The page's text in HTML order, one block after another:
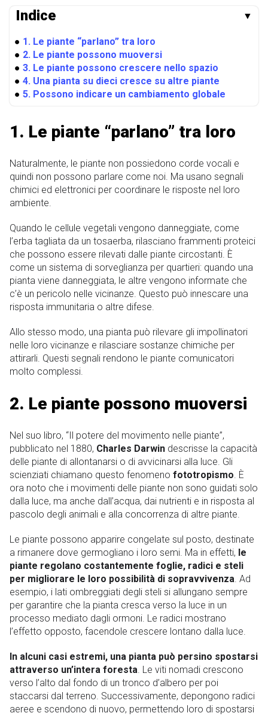
Indice ▼
● 1. Le piante “parlano” tra loro
● 2. Le piante possono muoversi
● 3. Le piante possono crescere nello spazio
● 4. Una pianta su dieci cresce su altre piante
● 5. Possono indicare un cambiamento globale
1. Le piante “parlano” tra loro
Naturalmente, le piante non possiedono corde vocali e
quindi non possono parlare come noi. Ma usano segnali
chimici ed elettronici per coordinare le risposte nel loro
ambiente.
Quando le cellule vegetali vengono danneggiate, come
l’erba tagliata da un tosaerba, rilasciano frammenti proteici
che possono essere rilevati dalle piante circostanti. È
come un sistema di sorveglianza per quartieri: quando una
pianta viene danneggiata, le altre vengono informate che
c’è un pericolo nelle vicinanze. Questo può innescare una
risposta immunitaria o altre difese.
Allo stesso modo, una pianta può rilevare gli impollinatori
nelle loro vicinanze e rilasciare sostanze chimiche per
attirarli. Questi segnali rendono le piante comunicatori
molto complessi.
2. Le piante possono muoversi
Nel suo libro, “Il potere del movimento nelle piante”,
pubblicato nel 1880, Charles Darwin descrisse la capacità
delle piante di allontanarsi o di avvicinarsi alla luce. Gli
scienziati chiamano questo fenomeno fototropismo. È
ora noto che i movimenti delle piante non sono guidati solo
dalla luce, ma anche dall’acqua, dai nutrienti e in risposta al
pascolo degli animali e alla concorrenza di altre piante.
Le piante possono apparire congelate sul posto, destinate
a rimanere dove germogliano i loro semi. Ma in effetti, le
piante regolano costantemente foglie, radici e steli
per migliorare le loro possibilità di sopravvivenza. Ad
esempio, i lati ombreggiati degli steli si allungano sempre
per garantire che la pianta cresca verso la luce in un
processo mediato dagli ormoni. Le radici mostrano
l’effetto opposto, facendole crescere lontano dalla luce.
In alcuni casi estremi, una pianta può persino spostarsi
attraverso un’intera foresta. Le viti nomadi crescono
verso l’alto dal fondo di un tronco d’albero per poi
staccarsi dal terreno. Successivamente, depongono radici
aeree e scendono di nuovo, permettendo loro di spostarsi